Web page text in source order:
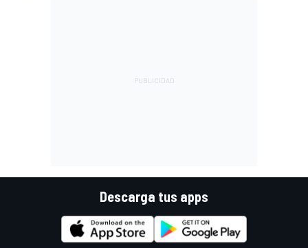
Descarga tus apps